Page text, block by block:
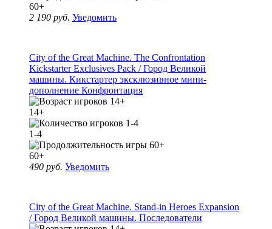
60+
2 190 руб. Уведомить
City of the Great Machine. The Confrontation
Kickstarter Exclusives Pack / Город Великой
машины. Кикстартер эксклюзивное мини-
дополнение Конфронтация
14+
1-4
60+
490 руб. Уведомить
City of the Great Machine. Stand-in Heroes Expansion
/ Город Великой машины. Последователи